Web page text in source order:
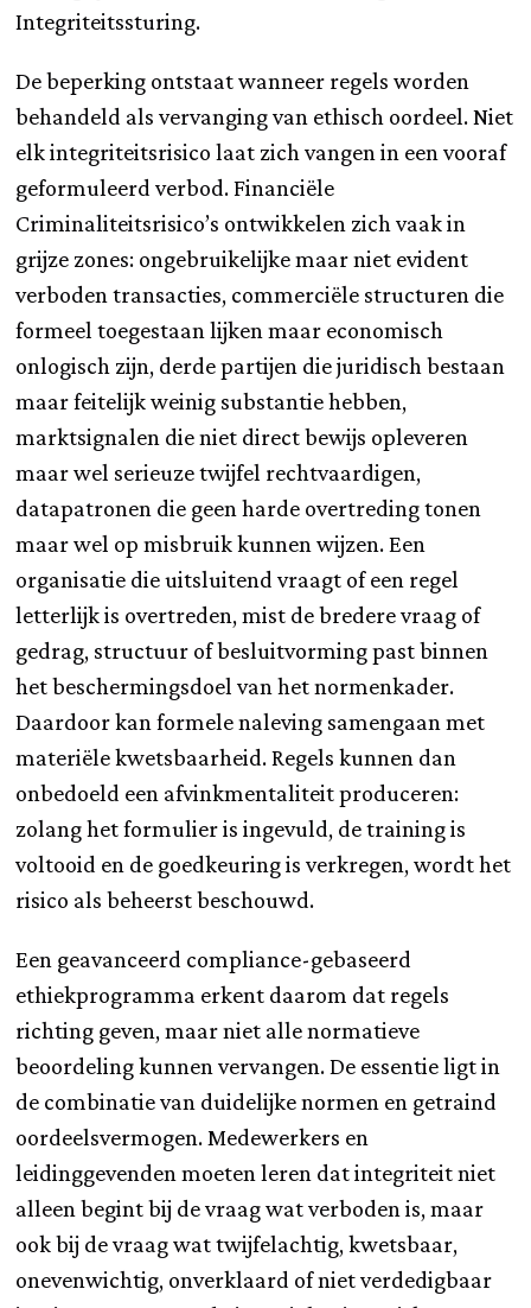
Integriteitssturing.
De beperking ontstaat wanneer regels worden
behandeld als vervanging van ethisch oordeel. Niet
elk integriteitsrisico laat zich vangen in een vooraf
geformuleerd verbod. Financiële
Criminaliteitsrisico’s ontwikkelen zich vaak in
grijze zones: ongebruikelijke maar niet evident
verboden transacties, commerciële structuren die
formeel toegestaan lijken maar economisch
onlogisch zijn, derde partijen die juridisch bestaan
maar feitelijk weinig substantie hebben,
marktsignalen die niet direct bewijs opleveren
maar wel serieuze twijfel rechtvaardigen,
datapatronen die geen harde overtreding tonen
maar wel op misbruik kunnen wijzen. Een
organisatie die uitsluitend vraagt of een regel
letterlijk is overtreden, mist de bredere vraag of
gedrag, structuur of besluitvorming past binnen
het beschermingsdoel van het normenkader.
Daardoor kan formele naleving samengaan met
materiële kwetsbaarheid. Regels kunnen dan
onbedoeld een afvinkmentaliteit produceren:
zolang het formulier is ingevuld, de training is
voltooid en de goedkeuring is verkregen, wordt het
risico als beheerst beschouwd.
Een geavanceerd compliance-gebaseerd
ethiekprogramma erkent daarom dat regels
richting geven, maar niet alle normatieve
beoordeling kunnen vervangen. De essentie ligt in
de combinatie van duidelijke normen en getraind
oordeelsvermogen. Medewerkers en
leidinggevenden moeten leren dat integriteit niet
alleen begint bij de vraag wat verboden is, maar
ook bij de vraag wat twijfelachtig, kwetsbaar,
onevenwichtig, onverklaard of niet verdedigbaar